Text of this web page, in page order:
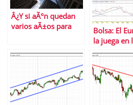
Â¿Y si aÃºn quedan
varios aÃ±os para
bajista?
Bolsa: El
la juega en
puntos